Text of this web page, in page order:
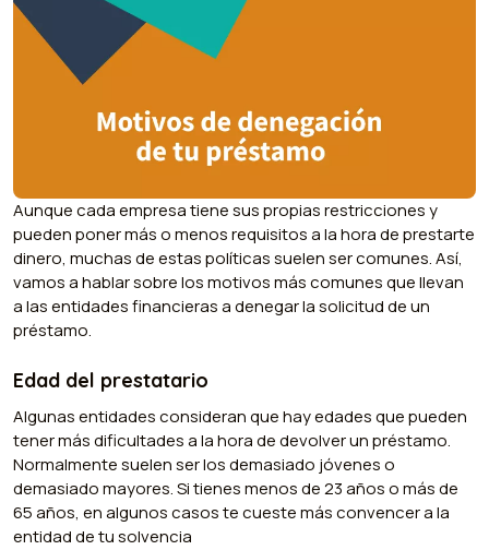
Aunque cada empresa tiene sus propias restricciones y
pueden poner más o menos requisitos a la hora de prestarte
dinero, muchas de estas políticas suelen ser comunes. Así,
vamos a hablar sobre los motivos más comunes que llevan
a las entidades financieras a denegar la solicitud de un
préstamo.
Edad del prestatario
Algunas entidades consideran que hay edades que pueden
tener más dificultades a la hora de devolver un préstamo.
Normalmente suelen ser los demasiado jóvenes o
demasiado mayores. Si tienes menos de 23 años o más de
65 años, en algunos casos te cueste más convencer a la
entidad de tu solvencia